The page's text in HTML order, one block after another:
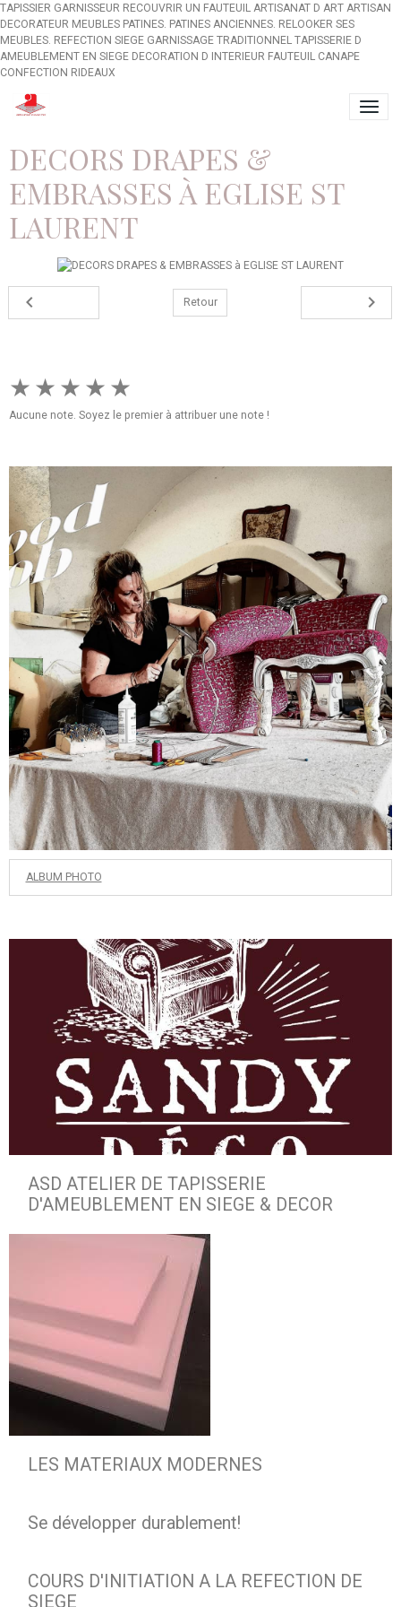
TAPISSIER GARNISSEUR RECOUVRIR UN FAUTEUIL ARTISANAT D ART ARTISAN
DECORATEUR MEUBLES PATINES. PATINES ANCIENNES. RELOOKER SES
MEUBLES. REFECTION SIEGE GARNISSAGE TRADITIONNEL TAPISSERIE D
AMEUBLEMENT EN SIEGE DECORATION D INTERIEUR FAUTEUIL CANAPE
CONFECTION RIDEAUX
DECORS DRAPES &
EMBRASSES À EGLISE ST
LAURENT
Retour
★ ★ ★ ★ ★
Aucune note. Soyez le premier à attribuer une note !
ALBUM PHOTO
ASD ATELIER DE TAPISSERIE
D'AMEUBLEMENT EN SIEGE & DECOR
LES MATERIAUX MODERNES
Se développer durablement!
COURS D'INITIATION A LA REFECTION DE
SIEGE